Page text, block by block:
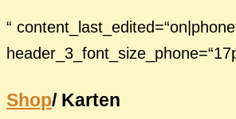
“
Shop/ Karten